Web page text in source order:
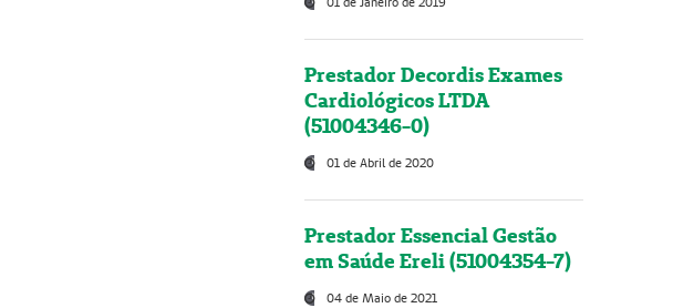
Prestador Decordis Exames
Cardiológicos LTDA
(51004346-0)
01 de Abril de 2020
Prestador Essencial Gestão
em Saúde Ereli (51004354-7)
04 de Maio de 2021